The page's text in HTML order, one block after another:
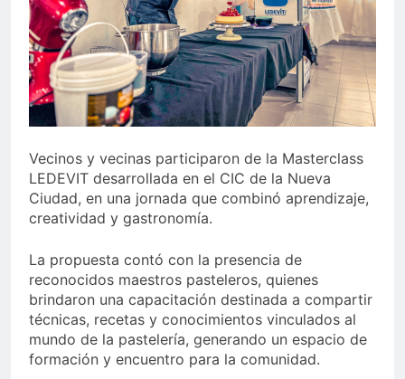
Vecinos y vecinas participaron de la Masterclass
LEDEVIT desarrollada en el CIC de la Nueva
Ciudad, en una jornada que combinó aprendizaje,
creatividad y gastronomía.
La propuesta contó con la presencia de
reconocidos maestros pasteleros, quienes
brindaron una capacitación destinada a compartir
técnicas, recetas y conocimientos vinculados al
mundo de la pastelería, generando un espacio de
formación y encuentro para la comunidad.